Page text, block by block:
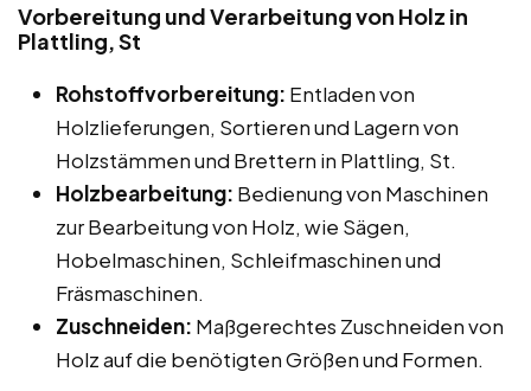
Vorbereitung und Verarbeitung von Holz in
Plattling, St
Rohstoffvorbereitung: Entladen von
Holzlieferungen, Sortieren und Lagern von
Holzstämmen und Brettern in Plattling, St.
Holzbearbeitung: Bedienung von Maschinen
zur Bearbeitung von Holz, wie Sägen,
Hobelmaschinen, Schleifmaschinen und
Fräsmaschinen.
Zuschneiden: Maßgerechtes Zuschneiden von
Holz auf die benötigten Größen und Formen.